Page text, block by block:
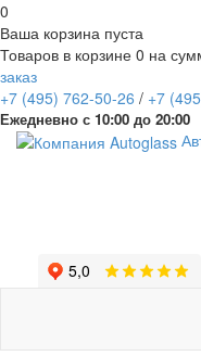
0
Ваша корзина пуста
Товаров в корзине 0 на
заказ
+7 (495) 762-50-26 / +7
Ежедневно с 10:00 до 20:00